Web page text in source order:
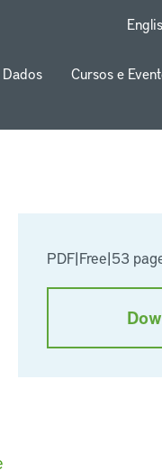
Dados Cursos e
PDF|Free|53